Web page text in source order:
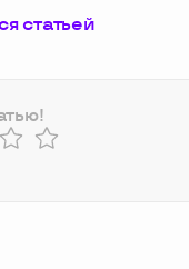
статьей